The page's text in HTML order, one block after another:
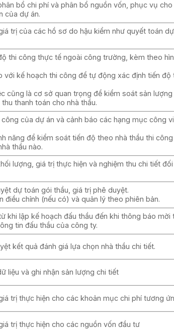
bổ chi phí và phân bổ nguồn vốn, phục vụ
của dự án.
trị của các hồ sơ do hậu kiểm như quyết toán dự
thi công thực tế ngoài công trường, kèm theo
với kế hoạch thi công để tự động xác định tiến độ
cũng là cơ sở quan trọng để kiểm soát sản
thanh toán cho nhà thầu.
của dự án và cảnh báo các hạng mục công
năng để kiểm soát tiến độ theo nhà thầu thi
thầu nào.
lượng, giá trị thực hiện và nghiệm thu chi tiết
dự toán gói thầu, giá trị phê duyệt.
điều chỉnh (nếu có) và quản lý theo phiên bản.
khi lập kế hoạch đấu thầu đến khi thông báo mời
tin đấu thầu của công ty.
kết quả đánh giá lựa chọn nhà thầu chi tiết.
liệu và ghi nhận sản lượng chi tiết
trị thực hiện cho các khoản mục chi phí tương
trị thực hiện cho các nguồn vốn đầu tư